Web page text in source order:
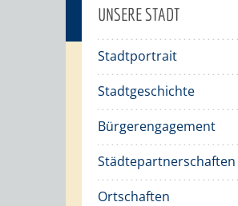
UNSERE STADT
Stadtportrait
Stadtgeschichte
Bürgerengagement
Städtepartnerschaften
Ortschaften